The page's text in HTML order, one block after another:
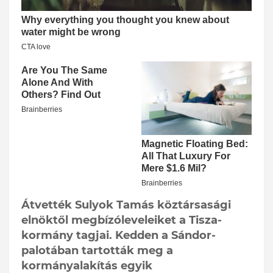
Átvették Sulyok Tamás köztársasági
elnöktől megbízóleveleiket a Tisza-
kormány tagjai. Kedden a Sándor-
palotában tartották meg a
kormányalakítás egyik